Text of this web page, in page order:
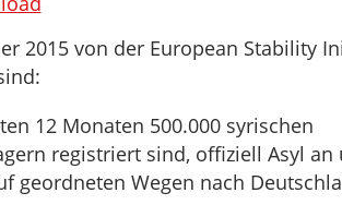
2015 von der European Stability
12 Monaten 500.000 syrischen
registriert sind, offiziell Asyl an
geordneten Wegen nach